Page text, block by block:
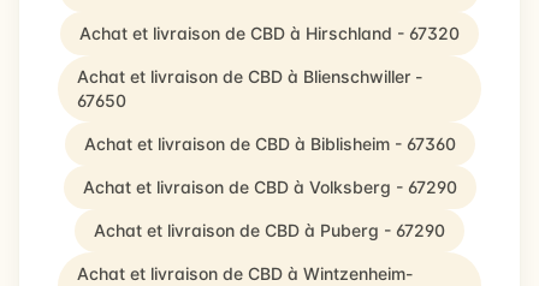
Achat et livraison de CBD à Hirschland - 67320
Achat et livraison de CBD à Blienschwiller -
67650
Achat et livraison de CBD à Biblisheim - 67360
Achat et livraison de CBD à Volksberg - 67290
Achat et livraison de CBD à Puberg - 67290
Achat et livraison de CBD à Wintzenheim-